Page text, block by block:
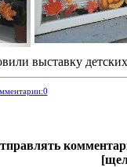
выставку